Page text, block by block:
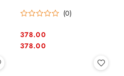
(0)
Cena:
378.00
Cena:
378.00